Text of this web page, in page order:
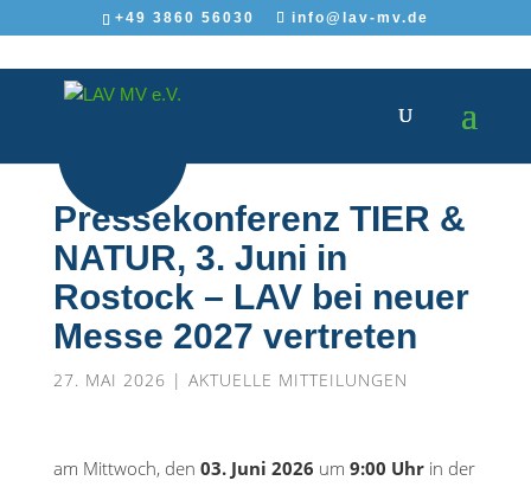
+49 3860 56030 info@lav-mv.de
Pressekonferenz TIER &
NATUR, 3. Juni in
Rostock – LAV bei neuer
Messe 2027 vertreten
27. MAI 2026 | AKTUELLE MITTEILUNGEN
am Mittwoch, den 03. Juni 2026 um 9:00 Uhrin der